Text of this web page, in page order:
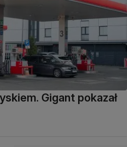
Gigant pokazał